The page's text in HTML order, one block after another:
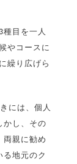
目を一人
やコースに
繰り広げら
には、個人
かし、その
親に勧め
地元のク